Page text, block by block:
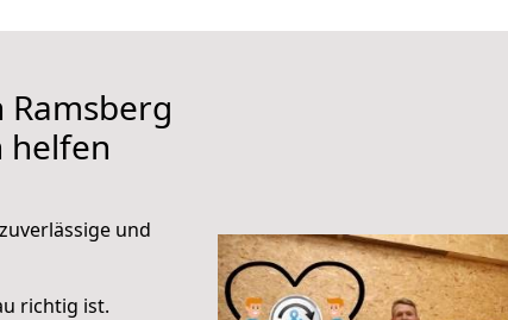
Ramsberg
helfen
und
richtig ist.